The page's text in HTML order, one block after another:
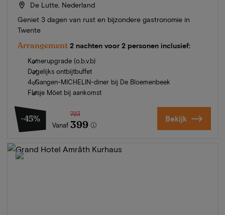
De Lutte, Nederland
Geniet 3 dagen van rust en bijzondere gastronomie in
Twente
Arrangement 2 nachten voor 2 personen inclusief:
Kamerupgrade (o.b.v.b)
Dagelijks ontbijtbuffet
4-Gangen-MICHELIN-diner bij De Bloemenbeek
Flesje Möet bij aankomst
-45%
Vanaf
723
399 Bekijk